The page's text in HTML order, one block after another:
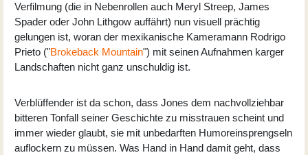
Verfilmung (die in Nebenrollen auch Meryl Streep, James
Spader oder John Lithgow auffährt) nun visuell prächtig
gelungen ist, woran der mexikanische Kameramann Rodrigo
Prieto ("Brokeback Mountain") mit seinen Aufnahmen karger
Landschaften nicht ganz unschuldig ist.
Verblüffender ist da schon, dass Jones dem nachvollziehbar
bitteren Tonfall seiner Geschichte zu misstrauen scheint und
immer wieder glaubt, sie mit unbedarften Humoreinsprengseln
auflockern zu müssen. Was Hand in Hand damit geht, dass